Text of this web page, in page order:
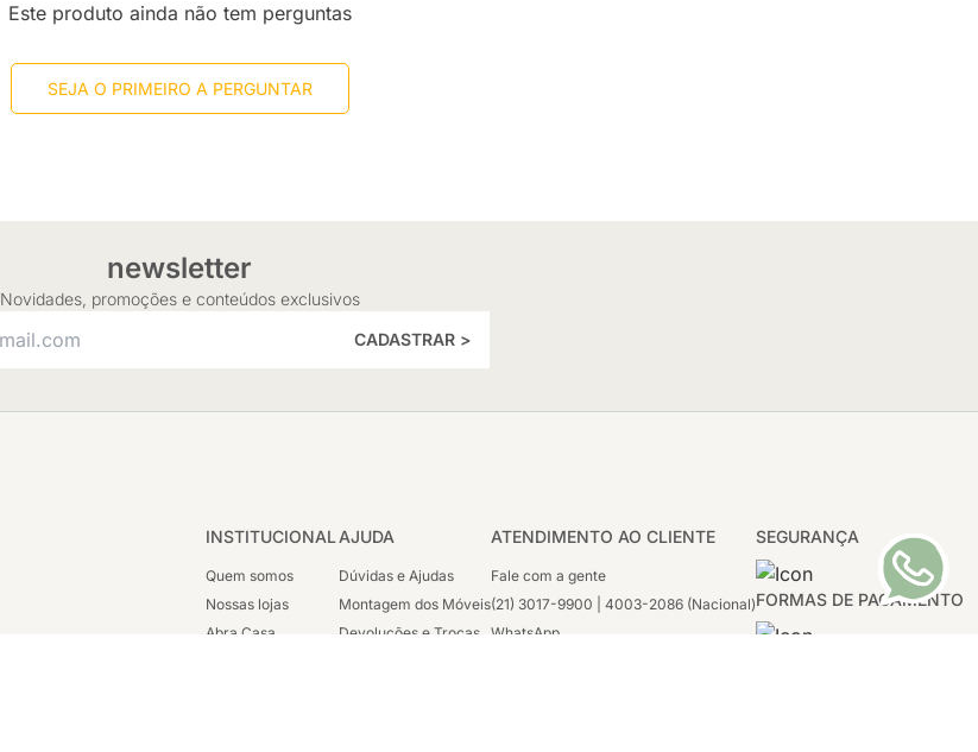
Este produto ainda não tem perguntas
SEJA O PRIMEIRO A PERGUNTAR
newsletter
Novidades, promoções e conteúdos exclusivos
CADASTRAR >
INSTITUCIONAL
Quem somos
Nossas lojas
Abra Casa
AJUDA
Dúvidas e Ajudas
Montagem dos Móveis
Devoluções e Trocas
SEGURANÇA
FORMAS DE PAGAMENTO
ATENDIMENTO AO CLIENTE
Fale com a gente
(21) 3017-9900 | 4003-2086 (Nacional)
WhatsApp